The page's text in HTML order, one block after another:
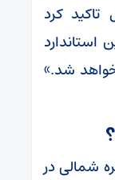
تاکید کرد
استاندارد
خواهد شد.»
شمالی در